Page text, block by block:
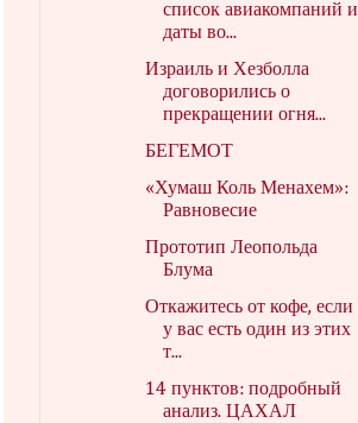
список авиакомпаний и
даты во...
Израиль и Хезболла
договорились о
прекращении огня...
БЕГЕМОТ
«Хумаш Коль Менахем»:
Равновесие
Прототип Леопольда
Блума
Откажитесь от кофе, если
у вас есть один из этих
т...
14 пунктов: подробный
анализ. ЦАХАЛ